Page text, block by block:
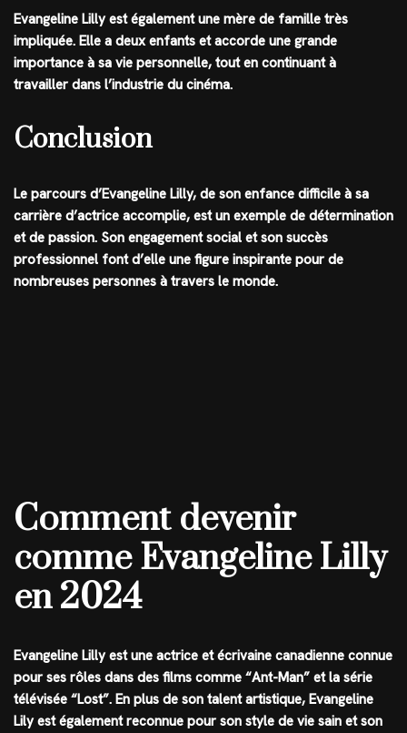
Evangeline Lilly est également une mère de famille très
impliquée. Elle a deux enfants et accorde une grande
importance à sa vie personnelle, tout en continuant à
travailler dans l’industrie du cinéma.
Conclusion
Le parcours d’Evangeline Lilly, de son enfance difficile à sa
carrière d’actrice accomplie, est un exemple de détermination
et de passion. Son engagement social et son succès
professionnel font d’elle une figure inspirante pour de
nombreuses personnes à travers le monde.
Comment devenir
comme Evangeline Lilly
en 2024
Evangeline Lilly est une actrice et écrivaine canadienne connue
pour ses rôles dans des films comme “Ant-Man” et la série
télévisée “Lost”. En plus de son talent artistique, Evangeline
Lily est également reconnue pour son style de vie sain et son